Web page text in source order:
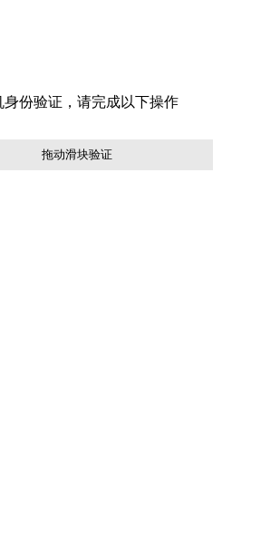
拖动滑块验证